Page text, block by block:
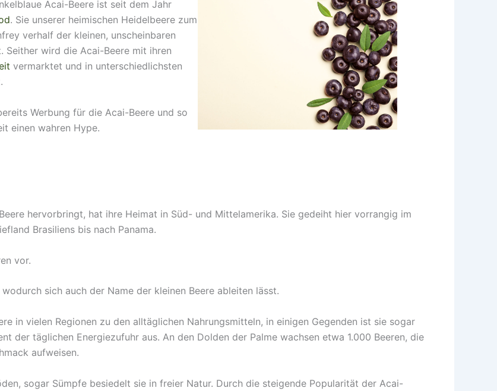
Acai-Beere ist seit dem Jahr
. Sie unserer heimischen Heidelbeere zum
verhalf der kleinen, unscheinbaren
Seither wird die Acai-Beere mit ihren
vermarktet und in unterschiedlichsten
Werbung für die Acai-Beere und so
einen wahren Hype.
hervorbringt, hat ihre Heimat in Süd- und Mittelamerika. Sie gedeiht hier vorrangig im
Brasiliens bis nach Panama.
vor.
sich auch der Name der kleinen Beere ableiten lässt.
in vielen Regionen zu den alltäglichen Nahrungsmitteln, in einigen Gegenden ist sie sogar
der täglichen Energiezufuhr aus. An den Dolden der Palme wachsen etwa 1.000 Beeren, die
aufweisen.
sogar Sümpfe besiedelt sie in freier Natur. Durch die steigende Popularität der Acai-